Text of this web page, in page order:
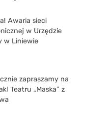
Awaria sieci
w Urzędzie
w Liniewie
zapraszamy na
Teatru „Maska” z